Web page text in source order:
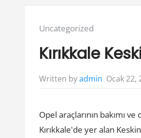
Posted
Uncategorized
Kırıkkale
Written byadmin Ocak 22,
Opel araçlarının bakımı
Kırıkkale'de yer alan